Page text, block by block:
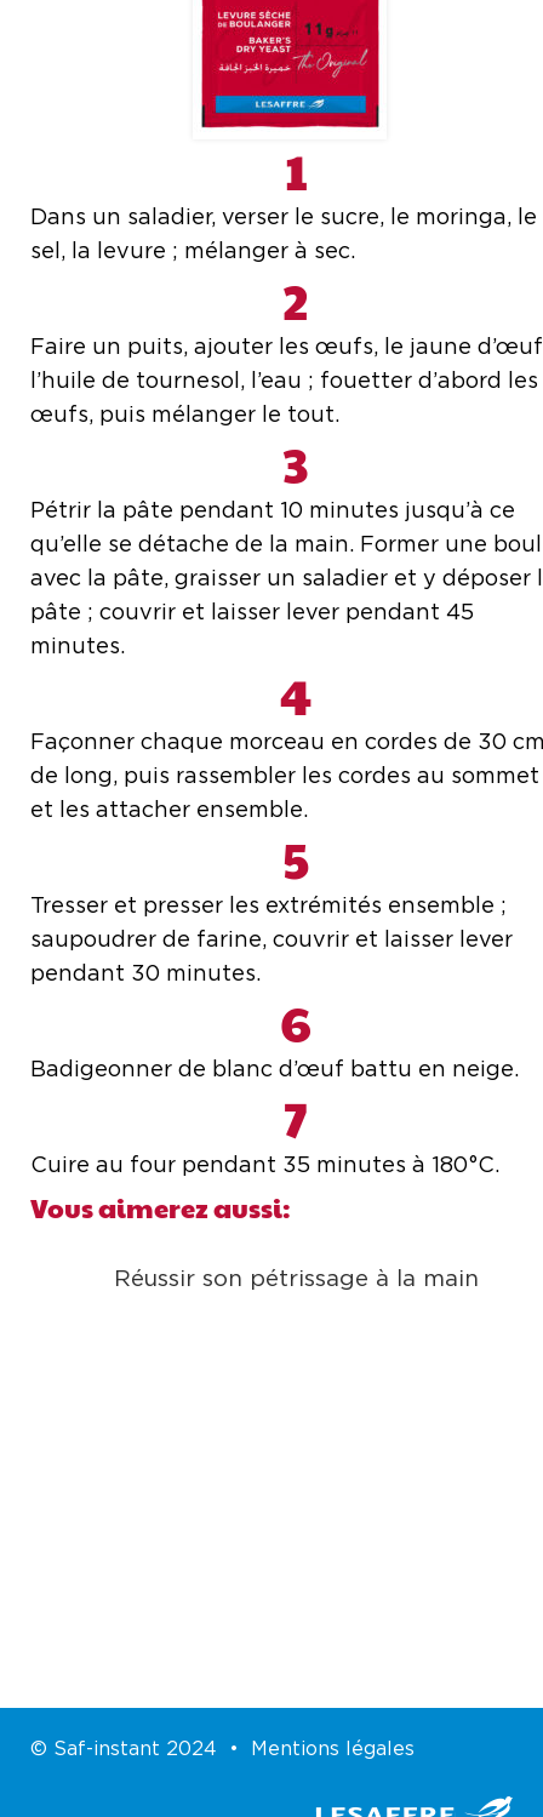
1
Dans un saladier, verser le sucre, le moringa, le
sel, la levure ; mélanger à sec.
2
Faire un puits, ajouter les œufs, le jaune
l’huile de tournesol, l’eau ; fouetter d’abord les
œufs, puis mélanger le tout.
3
Pétrir la pâte pendant 10 minutes jusqu’à ce
qu’elle se détache de la main. Former une
avec la pâte, graisser un saladier et y déposer
pâte ; couvrir et laisser lever pendant 45
minutes.
4
Façonner chaque morceau en cordes de 30
de long, puis rassembler les cordes au sommet
et les attacher ensemble.
5
Tresser et presser les extrémités ensemble ;
saupoudrer de farine, couvrir et laisser lever
pendant 30 minutes.
6
Badigeonner de blanc d’œuf battu en neige.
7
Cuire au four pendant 35 minutes à 180°C.
Vous aimerez aussi:
Réussir son pétrissage à la main
© Saf-instant 2024 • Mentions légales